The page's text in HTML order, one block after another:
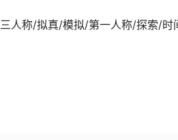
人称/拟真/模拟/第一人称/探索/时